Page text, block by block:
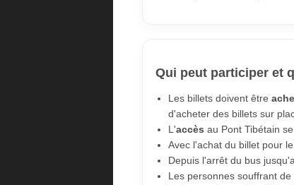
Qui peut participer et
Les billets doivent être
d'acheter des billets sur
L'accès au Pont Tibétain
Avec l'achat du billet pour
Depuis l'arrêt du bus
Les personnes souffrant de